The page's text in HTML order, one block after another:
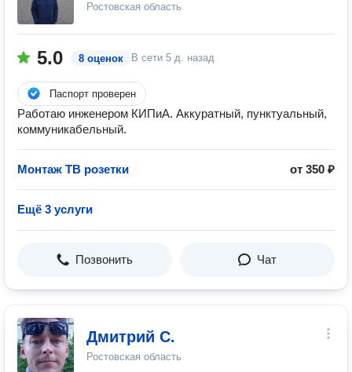
Ростовская область
5.0 8 оценок В сети 5 д. назад
Паспорт проверен
Работаю инженером КИПиА. Аккуратный, пунктуальный,
коммуникабельный.
Монтаж ТВ розетки от 350 ₽
Ещё 3 услуги
Позвонить Чат
Дмитрий С.
Ростовская область